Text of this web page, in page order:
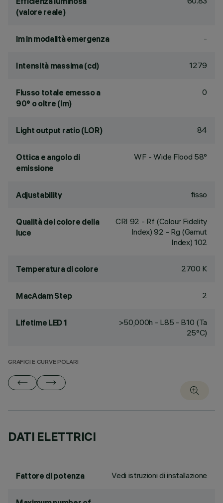
(valore reale)
lm in modalità emergenza -
Intensità massima (cd) 1279
Flusso totale emesso a
90° o oltre (lm)
0
Light output ratio (LOR) 84
Ottica e angolo di
emissione
WF - Wide Flood 58°
Adjustability fisso
Qualità del colore della
luce
CRI 92 - Rf (Colour Fidelity
Index) 92 - Rg (Gamut
Index) 102
Temperatura di colore 2700 K
MacAdam Step 2
Lifetime LED 1
>50,000h - L85 - B10 (Ta
25°C)
GRAFICI E CURVE POLARI
DATI ELETTRICI
Fattore di potenza Vedi istruzioni di installazione